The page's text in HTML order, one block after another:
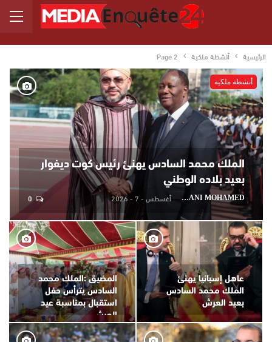
الرئيسية أنشطة ملكية Page 2
أنشطة ملكية
الملك محمد السادس يهنئ رئيس كوت ديفوار
بعيد بلاده الوطني
AYDANI MOHAMED أغسطس - 7 - 2026
عاهل إسبانيا يهنئ
الملك محمد السادس
بعيد العرش
المضيق :الملك محمد
السادس يترأس حفل
استقبال بمناسبة عيد
العرش